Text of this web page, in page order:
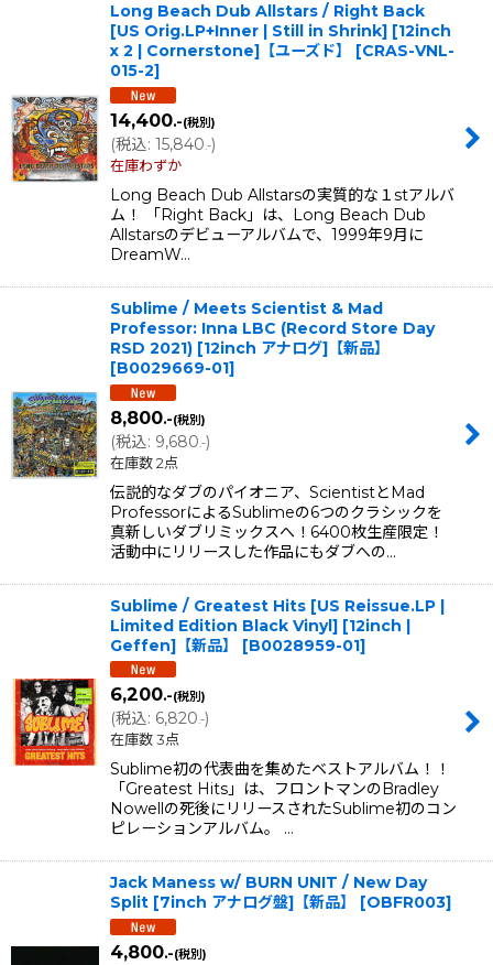
Long Beach Dub Allstars / Right Back
[US Orig.LP+Inner | Still in Shrink] [12inch
x 2 | Cornerstone]【ユーズド】
[CRAS-VNL-
015-2]
14,400.-(税別)
(税込: 15,840.-)
在庫わずか
Long Beach Dub Allstarsの実質的な１stアルバ
ム！ 「Right Back」は、Long Beach Dub
Allstarsのデビューアルバムで、1999年9月に
DreamW…
Sublime / Meets Scientist & Mad
Professor: Inna LBC (Record Store Day
RSD 2021) [12inch アナログ]【新品】
[B0029669-01]
8,800.-(税別)
(税込: 9,680.-)
在庫数 2点
伝説的なダブのパイオニア、ScientistとMad
ProfessorによるSublimeの6つのクラシックを
真新しいダブリミックスへ！6400枚生産限定！
活動中にリリースした作品にもダブへの…
Sublime / Greatest Hits [US Reissue.LP |
Limited Edition Black Vinyl] [12inch |
Geffen]【新品】
[B0028959-01]
6,200.-(税別)
(税込: 6,820.-)
在庫数 3点
Sublime初の代表曲を集めたベストアルバム！！
「Greatest Hits」は、フロントマンのBradley
Nowellの死後にリリースされたSublime初のコン
ピレーションアルバム。 …
Jack Maness w/ BURN UNIT / New Day
Split [7inch アナログ盤]【新品】
[OBFR003]
4,800.-(税別)